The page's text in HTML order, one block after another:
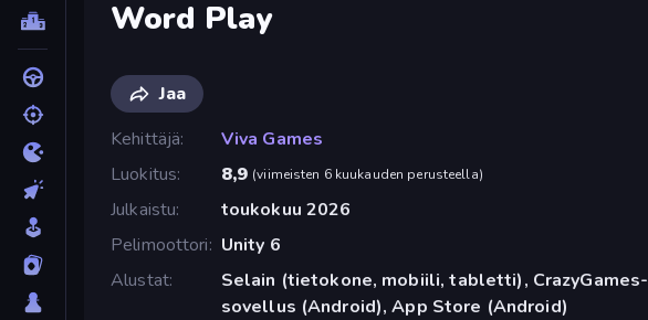
Word Play
Jaa
Kehittäjä
Viva Games
Luokitus
8,9 (viimeisten 6 kuukauden perusteella)
Julkaistu
toukokuu 2026
Pelimoottori
Unity 6
Alustat
Selain (tietokone, mobiili, tabletti), CrazyGames-
sovellus (Android), App Store (Android)